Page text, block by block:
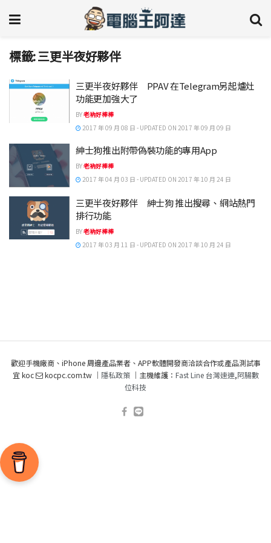
標籤:三更半夜好夥伴
三更半夜好夥伴 PPAV 在Telegram另起爐灶
功能更加強大了
BY老衲好棒棒
2017 年 09 月 08 日 - UPDATED ON 2017 年 09 月 09 日
紳士狗推出附帶偽裝功能的專用App
BY老衲好棒棒
2017 年 04 月 03 日 - UPDATED ON 2017 年 10 月 24 日
三更半夜好夥伴 紳士狗 推出搜尋、網站熱門
排行功能
BY老衲好棒棒
2017 年 03 月 11 日 - UPDATED ON 2017 年 10 月 24 日
歡迎手機廠商、iPhone 周邊產品業者、APP軟體開發商洽談合作或產品測試事
宜 koc
kocpc.com.tw ｜ 隱私政策｜主機維護： Fast Line 台灣速連,阿腸數
位科技